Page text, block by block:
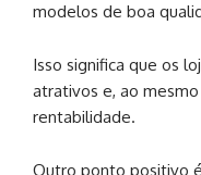
modelos de boa
Isso significa que os
atrativos e, ao
rentabilidade.
Outro ponto positivo